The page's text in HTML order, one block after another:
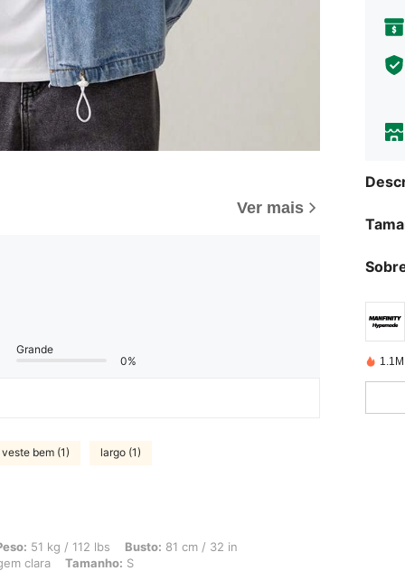
Ver mais
Grande
0%
veste bem (1) largo (1)
lbs, Busto: 81 cm / 32 in, Quadris: 104 cm / 41 in, Cintura: 70 cm / 28 in,
51 kg / 112 lbs Busto: 81 cm / 32 in
clara Tamanho: S